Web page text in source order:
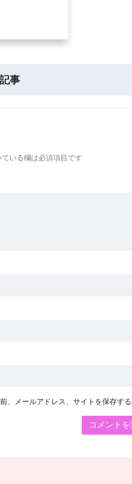
事
ている欄は必須項目です
、メールアドレス、サイトを保存する